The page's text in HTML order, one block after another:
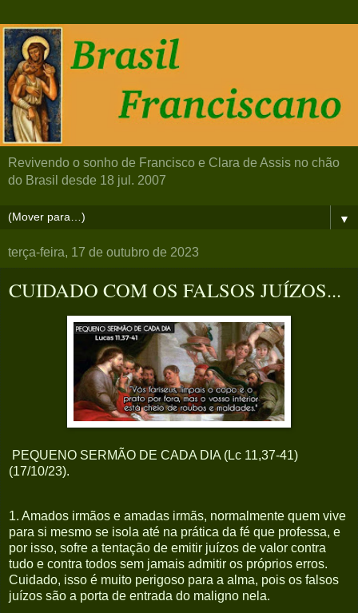
Revivendo o sonho de Francisco e Clara de Assis no chão
do Brasil desde 18 jul. 2007
▼
terça-feira, 17 de outubro de 2023
CUIDADO COM OS FALSOS JUÍZOS...
PEQUENO SERMÃO DE CADA DIA (Lc 11,37-41)
(17/10/23).
1. Amados irmãos e amadas irmãs, normalmente quem vive
para si mesmo se isola até na prática da fé que professa, e
por isso, sofre a tentação de emitir juízos de valor contra
tudo e contra todos sem jamais admitir os próprios erros.
Cuidado, isso é muito perigoso para a alma, pois os falsos
juízos são a porta de entrada do maligno nela.